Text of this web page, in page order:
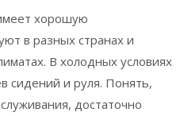
хорошую
в разных странах и
В холодных условиях
сидений и руля. Понять,
достаточно